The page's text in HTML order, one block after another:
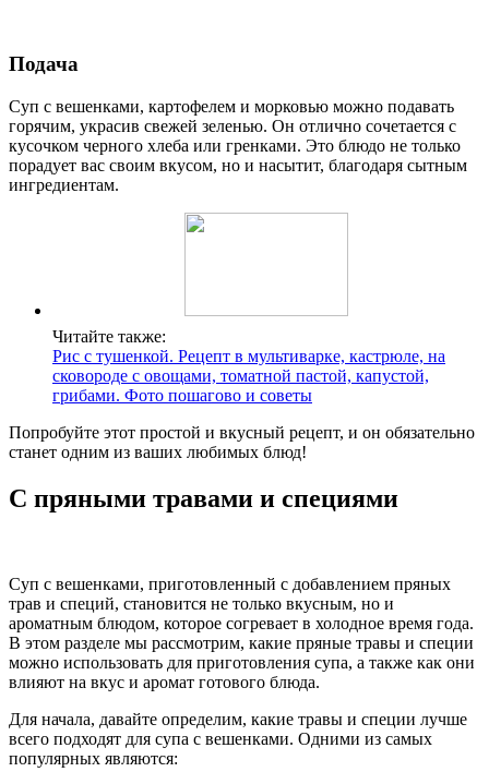
Подача
Суп с вешенками, картофелем и морковью можно подавать
горячим, украсив свежей зеленью. Он отлично сочетается с
кусочком черного хлеба или гренками. Это блюдо не только
порадует вас своим вкусом, но и насытит, благодаря сытным
ингредиентам.
Читайте также:
Рис с тушенкой. Рецепт в мультиварке, кастрюле, на
сковороде с овощами, томатной пастой, капустой,
грибами. Фото пошагово и советы
Попробуйте этот простой и вкусный рецепт, и он обязательно
станет одним из ваших любимых блюд!
С пряными травами и специями
Суп с вешенками, приготовленный с добавлением пряных
трав и специй, становится не только вкусным, но и
ароматным блюдом, которое согревает в холодное время года.
В этом разделе мы рассмотрим, какие пряные травы и специи
можно использовать для приготовления супа, а также как они
влияют на вкус и аромат готового блюда.
Для начала, давайте определим, какие травы и специи лучше
всего подходят для супа с вешенками. Одними из самых
популярных являются: